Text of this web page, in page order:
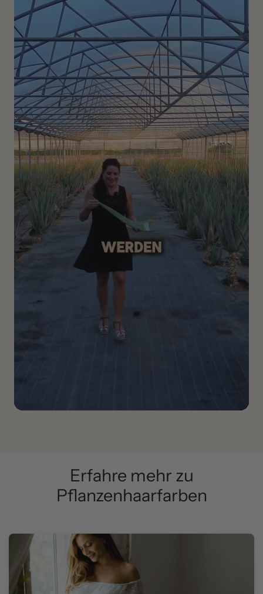
Erfahre mehr zu
Pflanzenhaarfarben